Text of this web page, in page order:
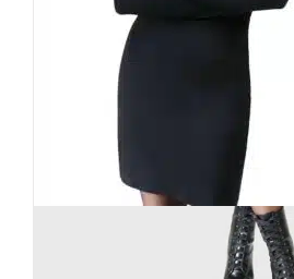
Killstar Kihilist
59,90